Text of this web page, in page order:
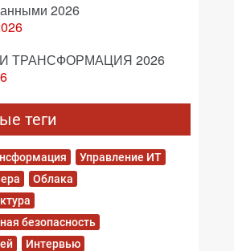
2026
ТРАНСФОРМАЦИЯ 2026
теги
Управление ИТ
Облака
безопасность
Интервью